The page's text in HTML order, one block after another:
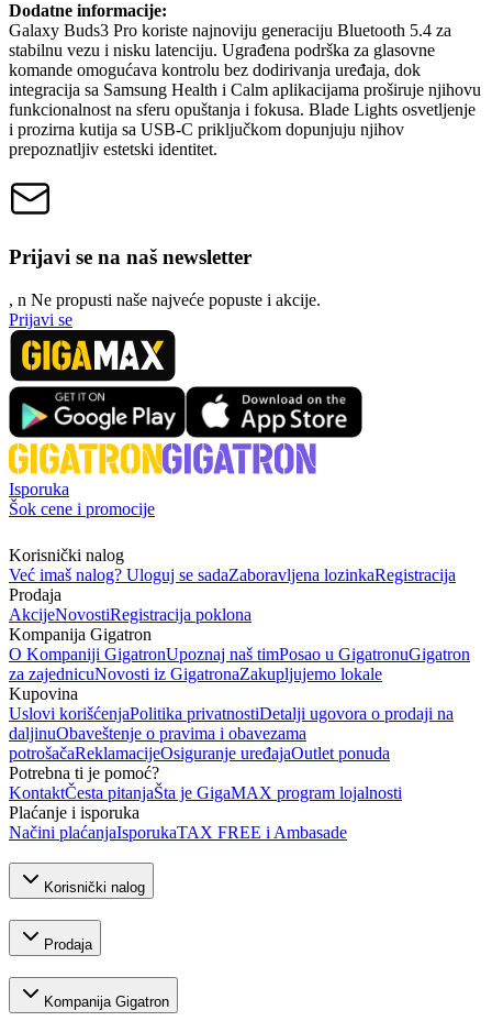
Dodatne informacije:
Galaxy Buds3 Pro koriste najnoviju generaciju Bluetooth 5.4 za
stabilnu vezu i nisku latenciju. Ugrađena podrška za glasovne
komande omogućava kontrolu bez dodirivanja uređaja, dok
integracija sa Samsung Health i Calm aplikacijama proširuje njihovu
funkcionalnost na sferu opuštanja i fokusa. Blade Lights osvetljenje
i prozirna kutija sa USB-C priključkom dopunjuju njihov
prepoznatljiv estetski identitet.
Prijavi se na naš newsletter
, n Ne propusti naše najveće popuste i akcije.
Prijavi se
Isporuka
Šok cene i promocije
Korisnički nalog
Već imaš nalog? Uloguj se sadaZaboravljena lozinkaRegistracija
Prodaja
AkcijeNovostiRegistracija poklona
Kompanija Gigatron
O Kompaniji GigatronUpoznaj naš timPosao u GigatronuGigatron
za zajednicuNovosti iz GigatronaZakupljujemo lokale
Kupovina
Uslovi korišćenjaPolitika privatnostiDetalji ugovora o prodaji na
daljinuObaveštenje o pravima i obavezama
potrošačaReklamacijeOsiguranje uređajaOutlet ponuda
Potrebna ti je pomoć?
KontaktČesta pitanjaŠta je GigaMAX program lojalnosti
Plaćanje i isporuka
Načini plaćanjaIsporukaTAX FREE i Ambasade
Korisnički nalog
Prodaja
Kompanija Gigatron